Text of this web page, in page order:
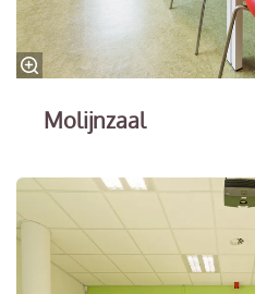
Molijnzaal